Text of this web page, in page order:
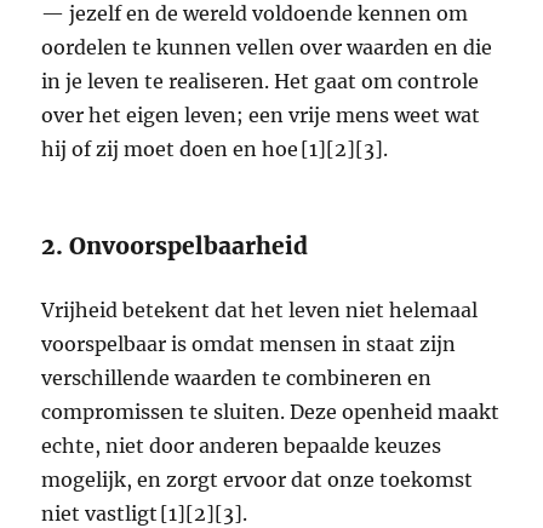
— jezelf en de wereld voldoende kennen om
oordelen te kunnen vellen over waarden en die
in je leven te realiseren. Het gaat om controle
over het eigen leven; een vrije mens weet wat
hij of zij moet doen en hoe [1][2][3].
2. Onvoorspelbaarheid
Vrijheid betekent dat het leven niet helemaal
voorspelbaar is omdat mensen in staat zijn
verschillende waarden te combineren en
compromissen te sluiten. Deze openheid maakt
echte, niet door anderen bepaalde keuzes
mogelijk, en zorgt ervoor dat onze toekomst
niet vastligt [1][2][3].